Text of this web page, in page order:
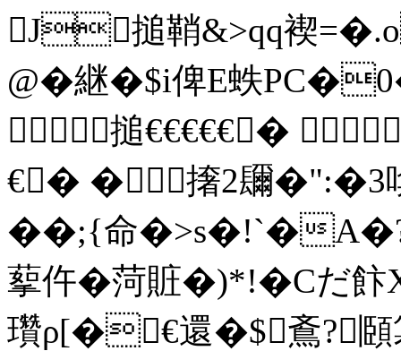
J搥鞘&>qq褉
@�継�$i俾E蛈
搥€€€€€�
€� �撦2镾�":�3
��;{命�>s�!`�A�?
蒘仵�菏賍�)*!�C
瓚ρ[�€還�$鴍?頥